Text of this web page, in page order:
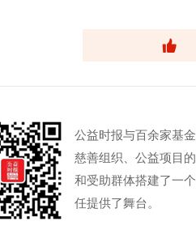
公益时报与百余家基
慈善组织、公益项目
和受助群体搭建了一
任提供了舞台。